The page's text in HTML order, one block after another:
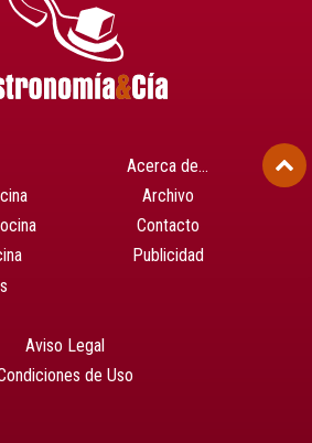
Acerca de…
Archivo
Contacto
Publicidad
Aviso Legal
de Uso